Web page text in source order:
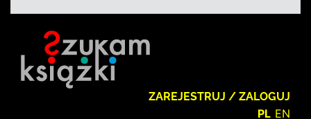
ZAREJESTRUJ / ZALOGUJ
PL EN